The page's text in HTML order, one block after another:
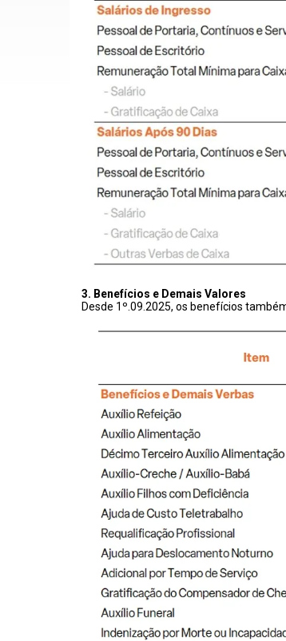
3. Benefícios e Demais Valores
Desde 1º.09.2025, os benefícios